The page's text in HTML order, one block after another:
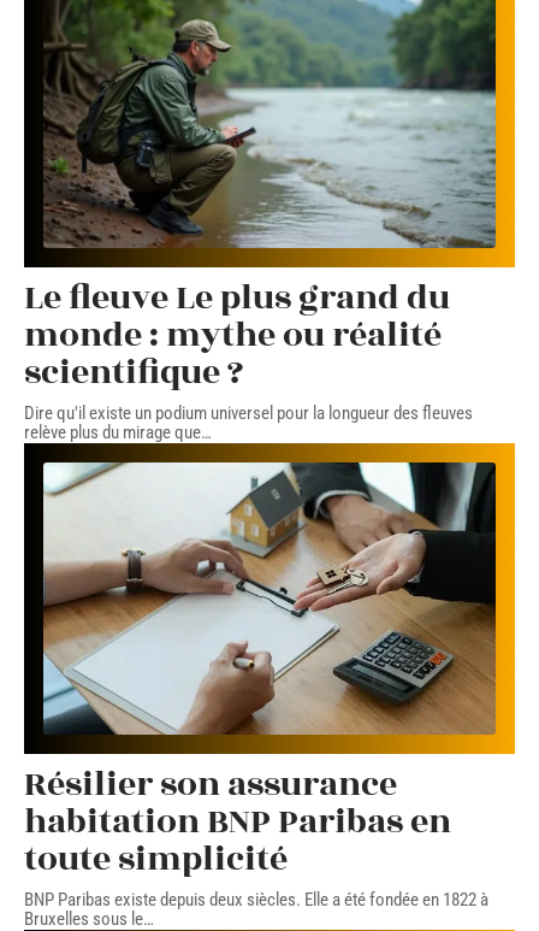
Le fleuve Le plus grand du
monde : mythe ou réalité
scientifique ?
Dire qu'il existe un podium universel pour la longueur des fleuves
relève plus du mirage que…
Résilier son assurance
habitation BNP Paribas en
toute simplicité
BNP Paribas existe depuis deux siècles. Elle a été fondée en 1822 à
Bruxelles sous le…